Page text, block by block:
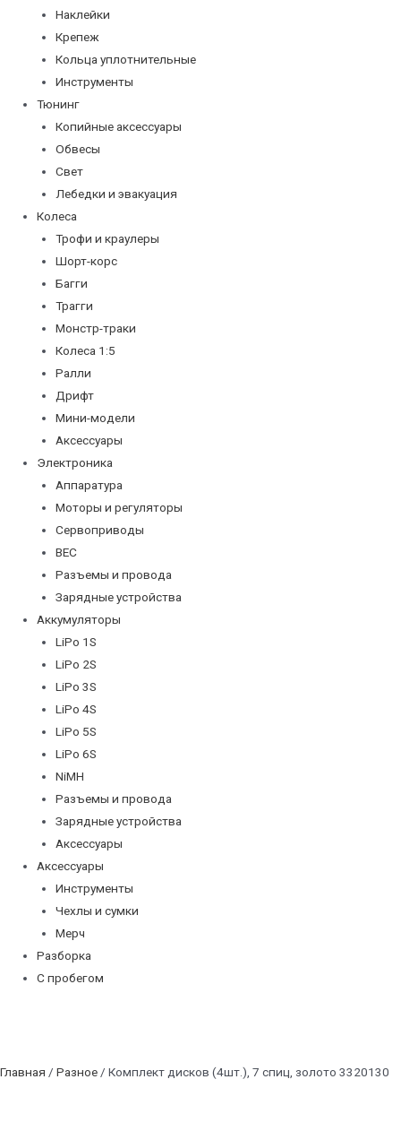
Наклейки
Крепеж
Кольца уплотнительные
Инструменты
Тюнинг
Копийные аксессуары
Обвесы
Свет
Лебедки и эвакуация
Колеса
Трофи и краулеры
Шорт-корс
Багги
Трагги
Монстр-траки
Колеса 1:5
Ралли
Дрифт
Мини-модели
Аксессуары
Электроника
Аппаратура
Моторы и регуляторы
Сервоприводы
BEC
Разъемы и провода
Зарядные устройства
Аккумуляторы
LiPo 1S
LiPo 2S
LiPo 3S
LiPo 4S
LiPo 5S
LiPo 6S
NiMH
Разъемы и провода
Зарядные устройства
Аксессуары
Аксессуары
Инструменты
Чехлы и сумки
Мерч
Разборка
С пробегом
Главная / Разное / Комплект дисков (4шт.), 7 спиц, золото 3320130